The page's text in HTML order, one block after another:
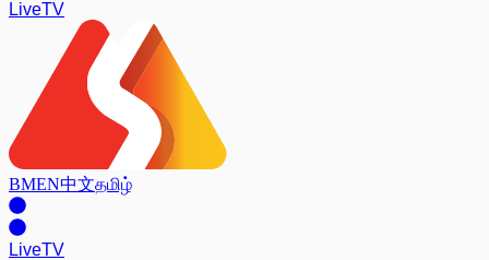
LiveTV
BMEN中文தமிழ்
LiveTV